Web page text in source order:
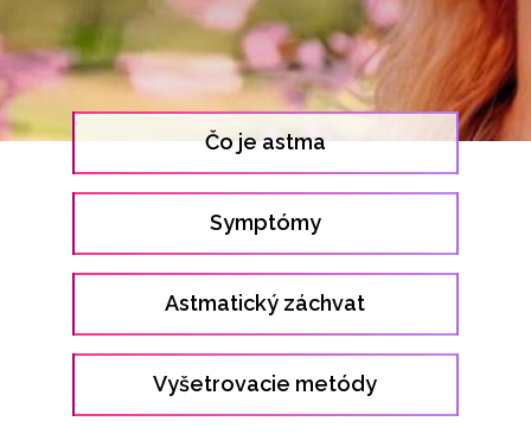
Čo je astma
Symptómy
Astmatický záchvat
Vyšetrovacie metódy